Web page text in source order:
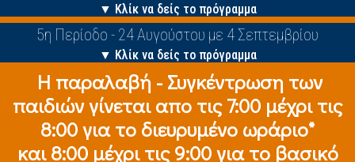
▼ Κλίκ να δείς το πρόγραμμα
5η Περίοδο - 24 Αυγούστου με 4 Σεπτεμβρίου
▼ Κλίκ να δείς το πρόγραμμα
Η παραλαβή - Συγκέντρωση των
παιδιών γίνεται απο τις 7:00 μέχρι τις
8:00 για το διευρυμένο ωράριο*
και 8:00 μέχρι τις 9:00 για το βασικό